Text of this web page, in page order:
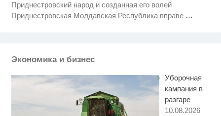
Приднестровский народ и созданная его волей
Приднестровская Молдавская Республика вправе …
Экономика и бизнес
Уборочная
кампания в
разгаре
10.08.2026